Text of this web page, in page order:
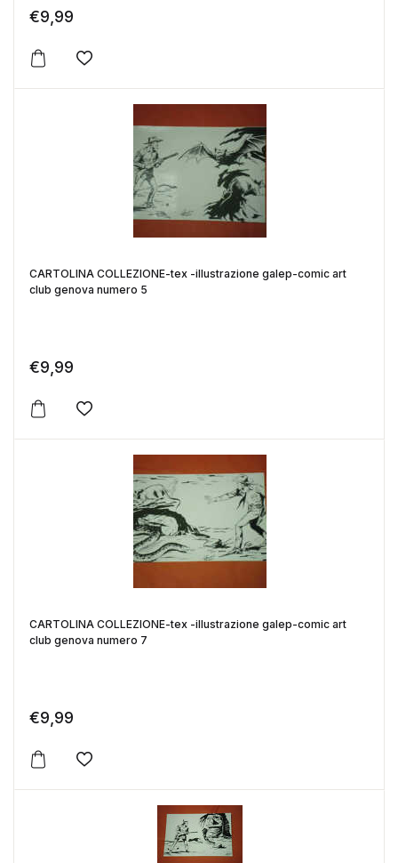
€9,99
Aggiungi alla lista dei desideri
CARTOLINA COLLEZIONE-tex -illustrazione galep-comic art
club genova numero 5
€9,99
Aggiungi alla lista dei desideri
CARTOLINA COLLEZIONE-tex -illustrazione galep-comic art
club genova numero 7
€9,99
Aggiungi alla lista dei desideri